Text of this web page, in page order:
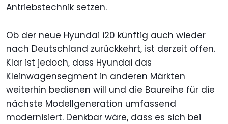
Antriebstechnik setzen.
Ob der neue Hyundai i20 künftig auch wieder
nach Deutschland zurückkehrt, ist derzeit offen.
Klar ist jedoch, dass Hyundai das
Kleinwagensegment in anderen Märkten
weiterhin bedienen will und die Baureihe für die
nächste Modellgeneration umfassend
modernisiert. Denkbar wäre, dass es sich bei